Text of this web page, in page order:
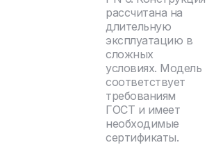
рассчитана на
длительную
эксплуатацию в
сложных
условиях. Модель
соответствует
требованиям
ГОСТ и имеет
необходимые
сертификаты.